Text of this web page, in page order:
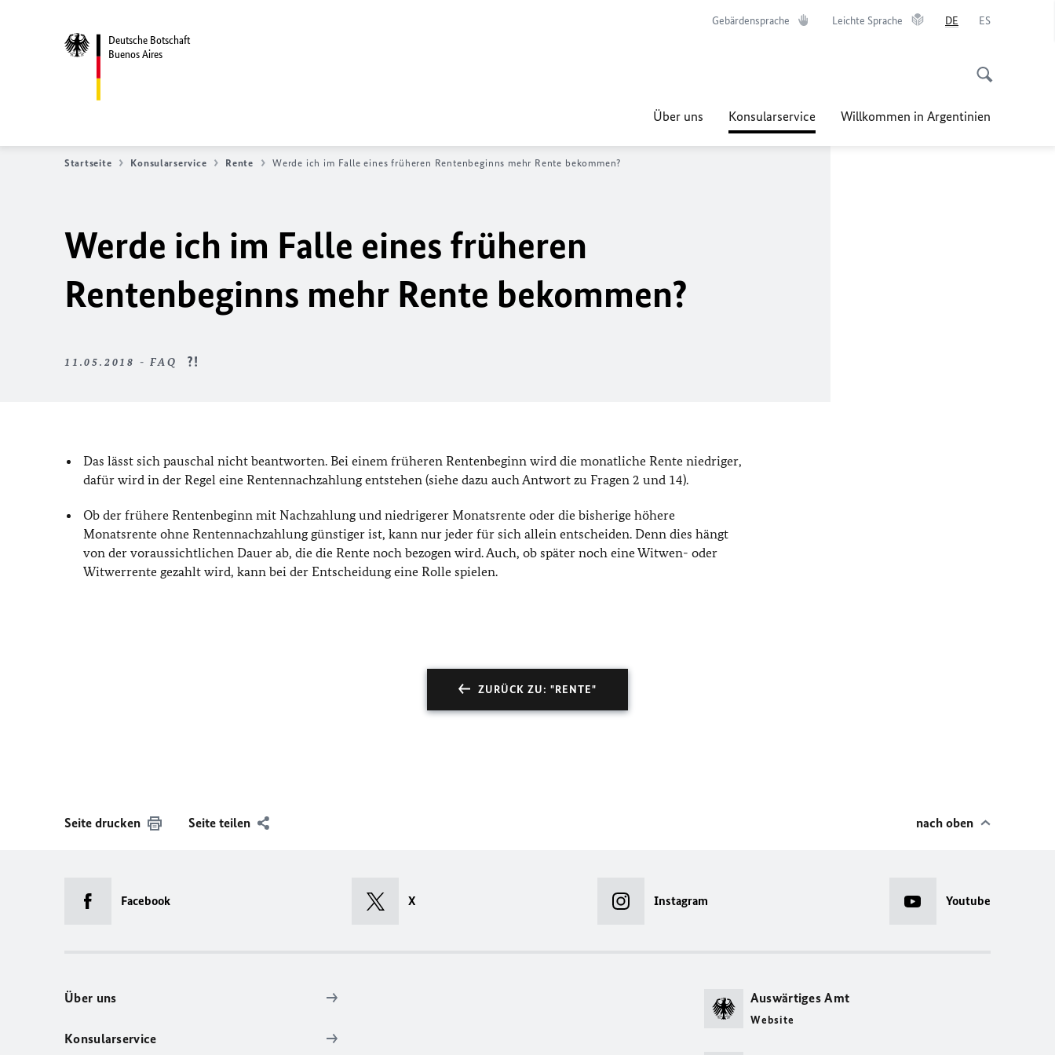
Deutsche Botschaft
Buenos Aires
Gebärdensprache Leichte Sprache DE ES
Über uns Konsularservice Willkommen in Argentinien
Startseite Konsularservice Rente Werde ich im Falle eines früheren Rentenbeginns mehr Rente bekommen?
Werde ich im Falle eines früheren
Rentenbeginns mehr Rente bekommen?
11.05.2018 - FAQ
Das lässt sich pauschal nicht beantworten. Bei einem früheren Rentenbeginn wird die monatliche Rente niedriger,
dafür wird in der Regel eine Rentennachzahlung entstehen (siehe dazu auch Antwort zu Fragen 2 und 14).
Ob der frühere Rentenbeginn mit Nachzahlung und niedrigerer Monatsrente oder die bisherige höhere
Monatsrente ohne Rentennachzahlung günstiger ist, kann nur jeder für sich allein entscheiden. Denn dies hängt
von der voraussichtlichen Dauer ab, die die Rente noch bezogen wird. Auch, ob später noch eine Witwen- oder
Witwerrente gezahlt wird, kann bei der Entscheidung eine Rolle spielen.
ZURÜCK ZU: "RENTE"
Seite drucken Seite teilen nach oben
Facebook X Instagram Youtube
Über uns
Konsularservice
Auswärtiges Amt
Website